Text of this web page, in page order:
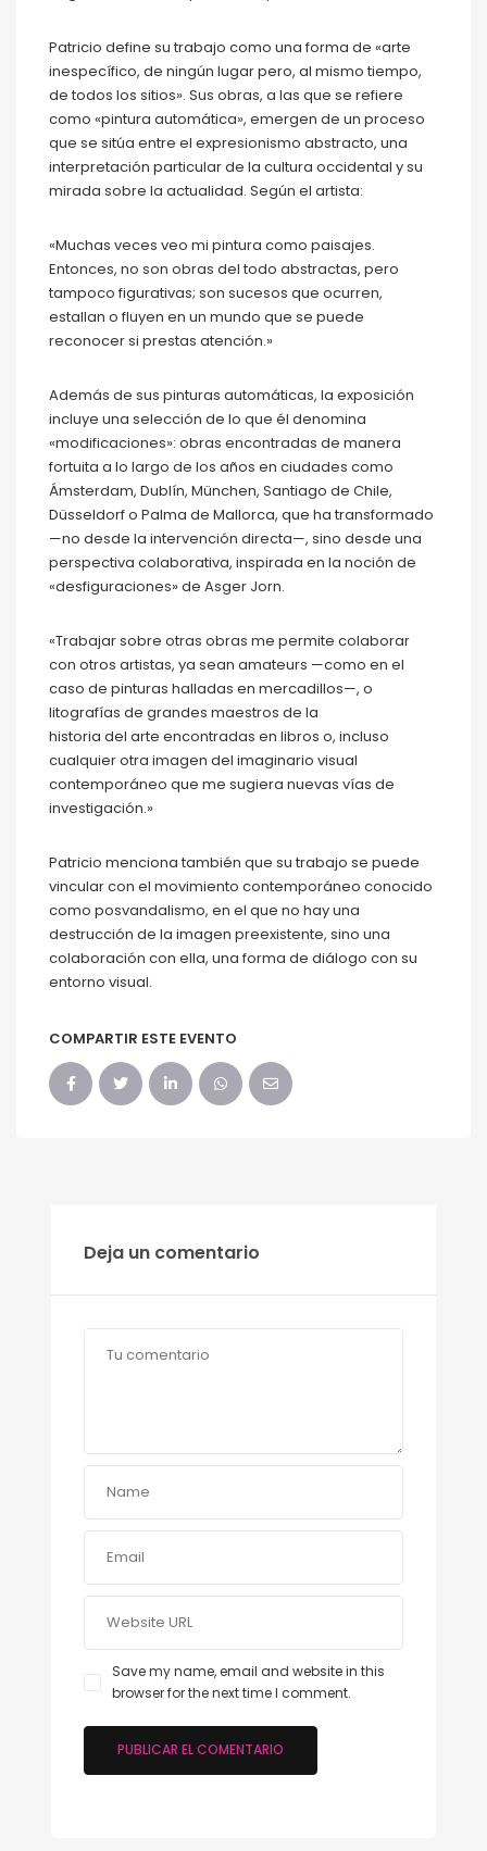
Patricio define su trabajo como una forma de «arte
inespecífico, de ningún lugar pero, al mismo tiempo,
de todos los sitios». Sus obras, a las que se refiere
como «pintura automática», emergen de un proceso
que se sitúa entre el expresionismo abstracto, una
interpretación particular de la cultura occidental y su
mirada sobre la actualidad. Según el artista:
«Muchas veces veo mi pintura como paisajes.
Entonces, no son obras del todo abstractas, pero
tampoco figurativas; son sucesos que ocurren,
estallan o fluyen en un mundo que se puede
reconocer si prestas atención.»
Además de sus pinturas automáticas, la exposición
incluye una selección de lo que él denomina
«modificaciones»: obras encontradas de manera
fortuita a lo largo de los años en ciudades como
Ámsterdam, Dublín, München, Santiago de Chile,
Düsseldorf o Palma de Mallorca, que ha transformado
—no desde la intervención directa—, sino desde una
perspectiva colaborativa, inspirada en la noción de
«desfiguraciones» de Asger Jorn.
«Trabajar sobre otras obras me permite colaborar
con otros artistas, ya sean amateurs —como en el
caso de pinturas halladas en mercadillos—, o
litografías de grandes maestros de la
historia del arte encontradas en libros o, incluso
cualquier otra imagen del imaginario visual
contemporáneo que me sugiera nuevas vías de
investigación.»
Patricio menciona también que su trabajo se puede
vincular con el movimiento contemporáneo conocido
como posvandalismo, en el que no hay una
destrucción de la imagen preexistente, sino una
colaboración con ella, una forma de diálogo con su
entorno visual.
COMPARTIR ESTE EVENTO
Deja un comentario
Save my name, email and website in this
browser for the next time I comment.